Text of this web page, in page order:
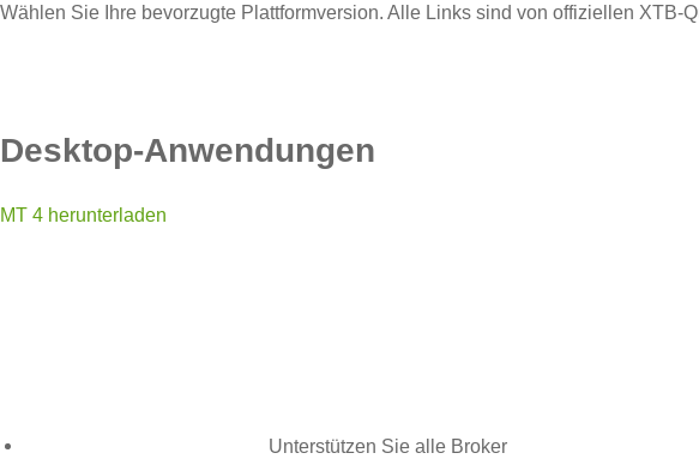
Wählen Sie Ihre bevorzugte Plattformversion. Alle Links sind von offiziellen XTB-
Desktop-Anwendungen
MT 4 herunterladen
Unterstützen Sie alle Broker